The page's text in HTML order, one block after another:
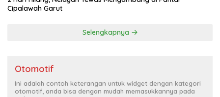
Cipalawah Garut
Selengkapnya
Otomotif
Ini adalah contoh keterangan untuk widget dengan kategori
otomotif, anda bisa dengan mudah memasukkannya pada